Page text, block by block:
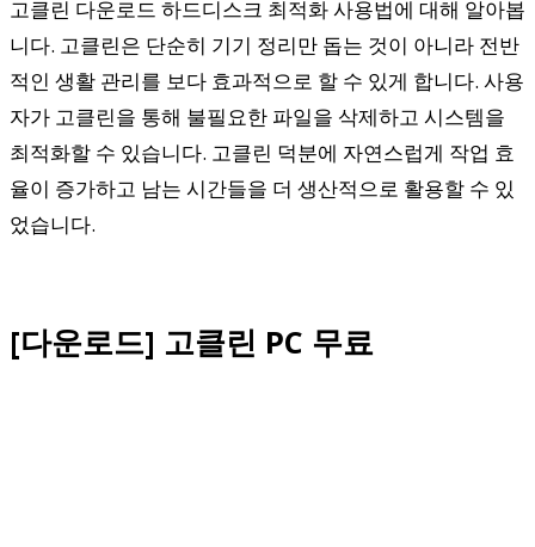
고클린 다운로드 하드디스크 최적화 사용법에 대해 알아봅
니다. 고클린은 단순히 기기 정리만 돕는 것이 아니라 전반
적인 생활 관리를 보다 효과적으로 할 수 있게 합니다. 사용
자가 고클린을 통해 불필요한 파일을 삭제하고 시스템을
최적화할 수 있습니다. 고클린 덕분에 자연스럽게 작업 효
율이 증가하고 남는 시간들을 더 생산적으로 활용할 수 있
었습니다.
[다운로드] 고클린 PC 무료